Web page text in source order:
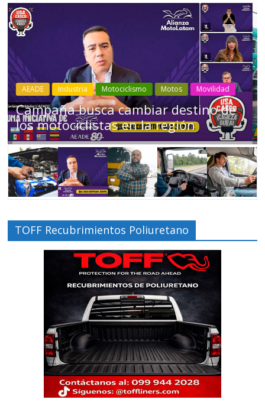
Industria Movilidad Transporte Varios
Choferes profesionales mantienen a
Ecuador en movimiento
TOFF Recubrimientos Poliuretano